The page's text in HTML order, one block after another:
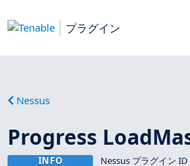
プラグイン
Nessus
Progress
INFO Nessus プラグイン